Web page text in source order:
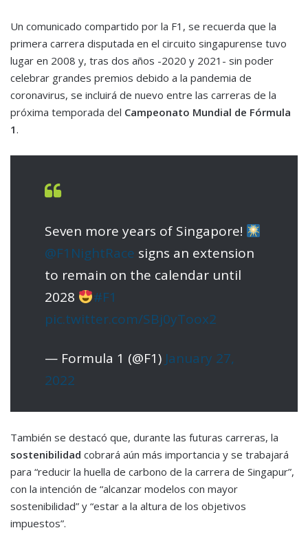
Un comunicado compartido por la F1, se recuerda que la
primera carrera disputada en el circuito singapurense tuvo
lugar en 2008 y, tras dos años -2020 y 2021- sin poder
celebrar grandes premios debido a la pandemia de
coronavirus, se incluirá de nuevo entre las carreras de la
próxima temporada del Campeonato Mundial de Fórmula
1.
Seven more years of Singapore!
@F1NightRace signs an extension
to remain on the calendar until
2028
#F1
pic.twitter.com/SBj0yToox2
— Formula 1 (@F1) January 27,
2022
También se destacó que, durante las futuras carreras, la
sostenibilidad cobrará aún más importancia y se trabajará
para “reducir la huella de carbono de la carrera de Singapur”,
con la intención de “alcanzar modelos con mayor
sostenibilidad” y “estar a la altura de los objetivos
impuestos”.